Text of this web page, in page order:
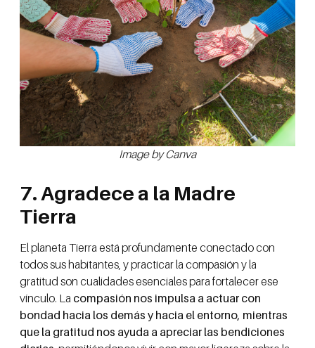
Image by Canva
7. Agradece a la Madre
Tierra
El planeta Tierra está profundamente conectado con
todos sus habitantes, y practicar la compasión y la
gratitud son cualidades esenciales para fortalecer ese
vínculo. La compasión nos impulsa a actuar con
bondad hacia los demás y hacia el entorno, mientras
que la gratitud nos ayuda a apreciar las bendiciones